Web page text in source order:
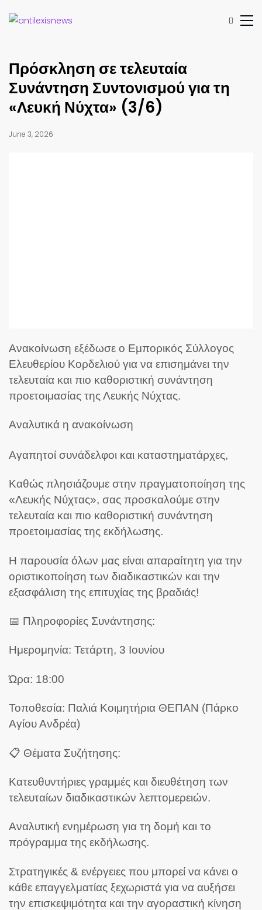
Πρόσκληση σε τελευταία
Συνάντηση Συντονισμού για τη
«Λευκή Νύχτα» (3/6)
June 3, 2026
Ανακοίνωση εξέδωσε ο Εμπορικός Σύλλογος
Ελευθερίου Κορδελιού για να επισημάνει την
τελευταία και πιο καθοριστική συνάντηση
προετοιμασίας της Λευκής Νύχτας.
Αναλυτικά η ανακοίνωση
Αγαπητοί συνάδελφοι και καταστηματάρχες,
Καθώς πλησιάζουμε στην πραγματοποίηση της
«Λευκής Νύχτας», σας προσκαλούμε στην
τελευταία και πιο καθοριστική συνάντηση
προετοιμασίας της εκδήλωσης.
Η παρουσία όλων μας είναι απαραίτητη για την
οριστικοποίηση των διαδικαστικών και την
εξασφάλιση της επιτυχίας της βραδιάς!
📅 Πληροφορίες Συνάντησης:
Ημερομηνία: Τετάρτη, 3 Ιουνίου
Ώρα: 18:00
Τοποθεσία: Παλιά Κοιμητήρια ΘΕΠΑΝ (Πάρκο
Αγίου Ανδρέα)
📋 Θέματα Συζήτησης:
Κατευθυντήριες γραμμές και διευθέτηση των
τελευταίων διαδικαστικών λεπτομερειών.
Αναλυτική ενημέρωση για τη δομή και το
πρόγραμμα της εκδήλωσης.
Στρατηγικές & ενέργειες που μπορεί να κάνει ο
κάθε επαγγελματίας ξεχωριστά για να αυξήσει
την επισκεψιμότητα και την αγοραστική κίνηση